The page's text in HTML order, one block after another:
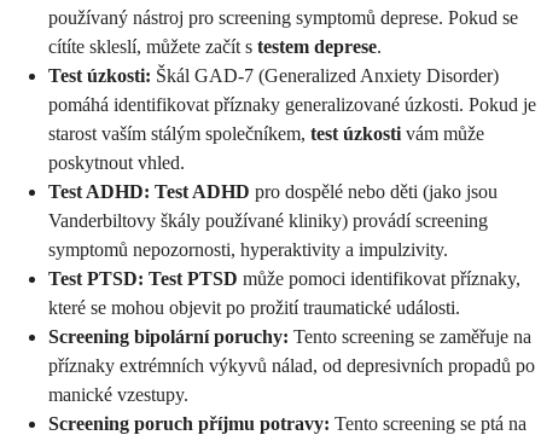
používaný nástroj pro screening symptomů deprese. Pokud se
cítíte skleslí, můžete začít s testem deprese.
Test úzkosti: Škál GAD-7 (Generalized Anxiety Disorder)
pomáhá identifikovat příznaky generalizované úzkosti. Pokud je
starost vaším stálým společníkem, test úzkosti vám může
poskytnout vhled.
Test ADHD: Test ADHD pro dospělé nebo děti (jako jsou
Vanderbiltovy škály používané kliniky) provádí screening
symptomů nepozornosti, hyperaktivity a impulzivity.
Test PTSD: Test PTSD může pomoci identifikovat příznaky,
které se mohou objevit po prožití traumatické události.
Screening bipolární poruchy: Tento screening se zaměřuje na
příznaky extrémních výkyvů nálad, od depresivních propadů po
manické vzestupy.
Screening poruch příjmu potravy: Tento screening se ptá na